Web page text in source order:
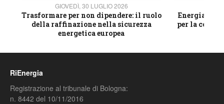
GIOVEDÌ, 30 LUGLIO 2026
Trasformare per non dipendere: il ruolo
della raffinazione nella sicurezza
energetica europea
Energia e
per la
RiEnergia
Registrazione al tribunale di Bologna:
n. 8442 del 10/11/2016